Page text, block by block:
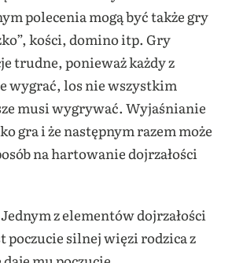
polecenia mogą być także gry
kości, domino itp. Gry
trudne, ponieważ każdy z
wygrać, los nie wszystkim
musi wygrywać. Wyjaśnianie
gra i że następnym razem może
na hartowanie dojrzałości
Jednym z elementów dojrzałości
poczucie silnej więzi rodzica z